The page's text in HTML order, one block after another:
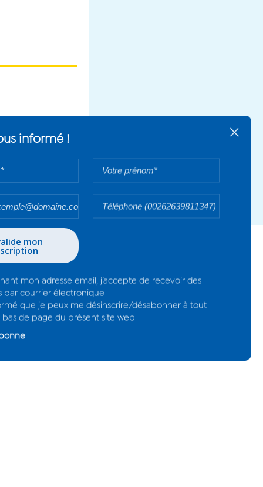
+
informé !
prénom*
numéro
mon adresse email, j’accepte de recevoir des
par courrier électronique
que je peux me désinscrire/désabonner à tout
de page du présent site web